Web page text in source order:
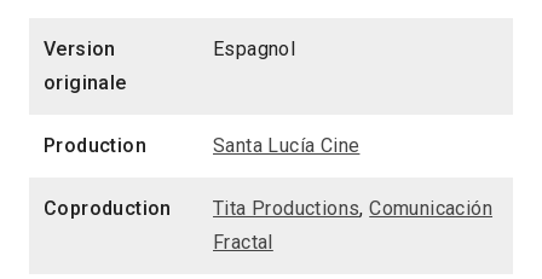
Version
originale
Espagnol
Production Santa Lucía Cine
Coproduction Tita Productions,Comunicación
Fractal